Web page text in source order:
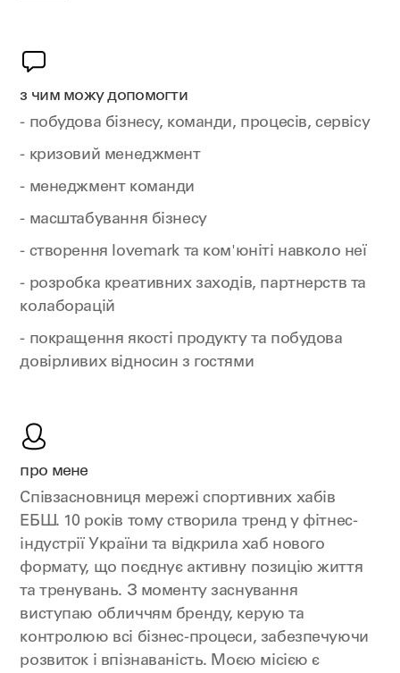
з чим можу допомогти
- побудова бізнесу, команди, процесів, сервісу
- кризовий менеджмент
- менеджмент команди
- масштабування бізнесу
- створення lovemark та ком'юніті навколо неї
- розробка креативних заходів, партнерств та
колаборацій
- покращення якості продукту та побудова
довірливих відносин з гостями
про мене
Співзасновниця мережі спортивних хабів
ЕБШ. 10 років тому створила тренд у фітнес-
індустрії України та відкрила хаб нового
формату, що поєднує активну позицію життя
та тренувань. З моменту заснування
виступаю обличчям бренду, керую та
контролюю всі бізнес-процеси, забезпечуючи
розвиток і впізнаваність. Моєю місією є